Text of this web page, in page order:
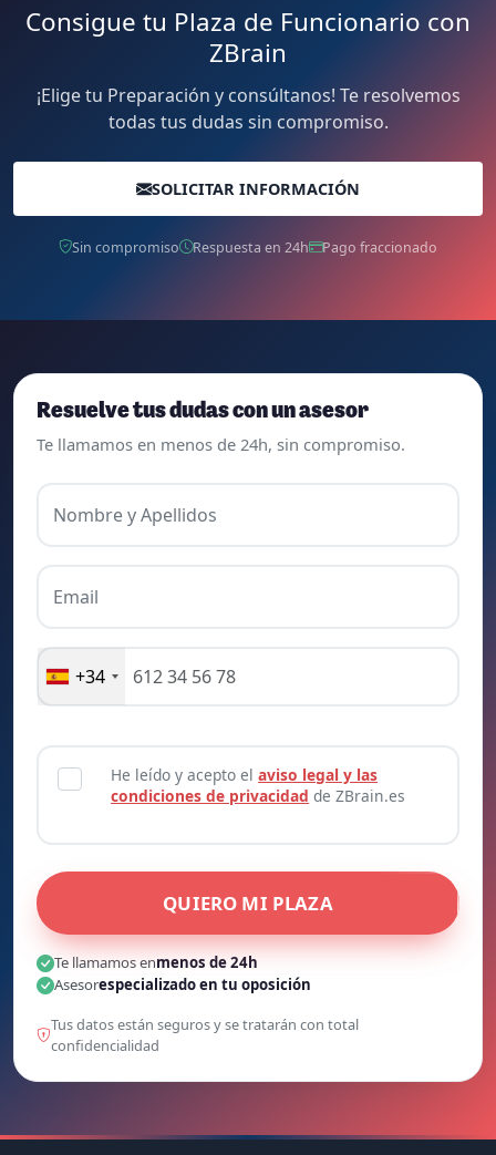
Consigue tu Plaza de Funcionario con
ZBrain
¡Elige tu Preparación y consúltanos! Te resolvemos
todas tus dudas sin compromiso.
SOLICITAR INFORMACIÓN
Sin compromiso Respuesta en 24h Pago fraccionado
Resuelve tus dudas con un asesor
Te llamamos en menos de 24h, sin compromiso.
Nombre y Apellidos
Email
+34
He leído y acepto elaviso legal y las
condiciones de privacidad de ZBrain.es
QUIERO MI PLAZA
Te llamamos enmenos de 24h
Asesorespecializado en tu oposición
Tus datos están seguros y se tratarán con total
confidencialidad